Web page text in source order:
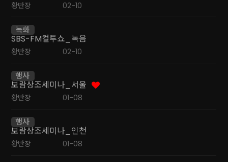
황반장 02-10
녹화
SBS-FM컬투쇼_녹음
황반장 02-10
행사
보람상조세미나_서울
황반장 01-08
행사
보람상조세미나_인천
황반장 01-08